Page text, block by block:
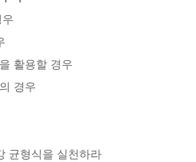
활용할 경우
경우
균형식을 실천하라